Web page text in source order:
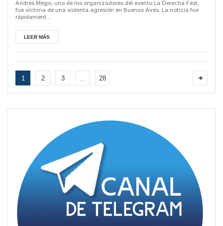
Andrés Mego, uno de los organizadores del evento La Derecha Fest,
fue víctima de una violenta agresión en Buenos Aires. La noticia fue
rápidament...
LEER MÁS
1 2 3 28